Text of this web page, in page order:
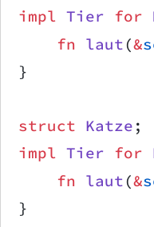
impl Tier for
    fn
laut(&
}
struct Katze ;
impl Tier for
    fn
laut(&
}